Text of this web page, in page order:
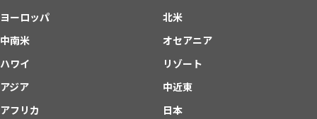
ヨーロッパ
北米
中南米
オセアニア
ハワイ
リゾート
アジア
中近東
アフリカ
日本